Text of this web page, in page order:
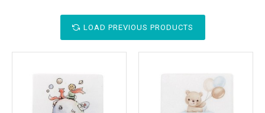
LOAD PREVIOUS PRODUCTS